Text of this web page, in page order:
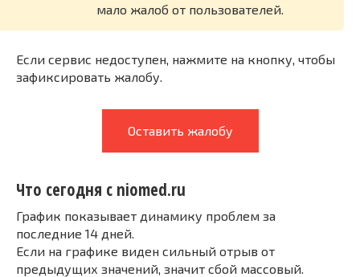
мало жалоб от пользователей.
Если сервис недоступен, нажмите на кнопку, чтобы
зафиксировать жалобу.
Оставить жалобу
Что сегодня с niomed.ru
График показывает динамику проблем за
последние 14 дней.
Если на графике виден сильный отрыв от
предыдущих значений, значит сбой массовый.